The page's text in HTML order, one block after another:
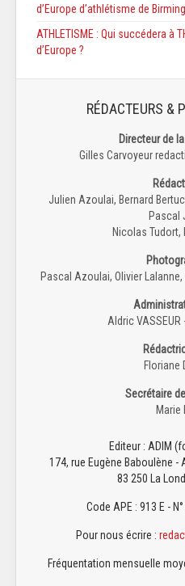
d’Europe d’athlétisme de
ATHLETISME : Qui succédera à
d’Europe ?
RÉDACTEURS &
Directeur de
Gilles Carvoyeur
Julien Azoulai, Bernard
Pascal
Nicolas Tudort,
Pascal Azoulai, Olivier
Aldric
Floriane
Secrétaire
Marie
Editeur : ADIM
174, rue Eugène Baboulène -
83 250 La
Code APE : 913 E -
Pour nous écrire :
Fréquentation mensuelle